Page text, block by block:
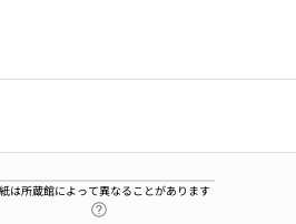
は所蔵館によって異なることがあります